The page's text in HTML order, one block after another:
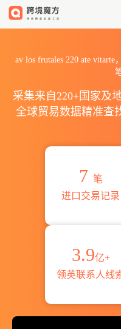
av los frutales 220 ate
采集来自220+国家及
全球贸易数据精准查
7 笔
进口交易记录
3.9亿+
领英联系人线